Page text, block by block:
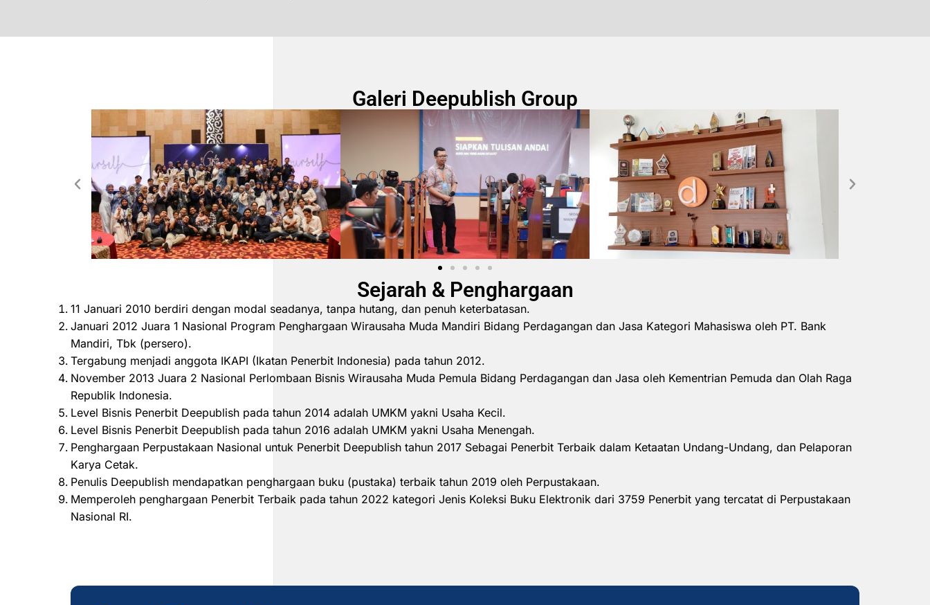
Galeri Deepublish Group
Sejarah & Penghargaan
11 Januari 2010 berdiri dengan modal seadanya, tanpa hutang, dan penuh keterbatasan.
Januari 2012 Juara 1 Nasional Program Penghargaan Wirausaha Muda Mandiri Bidang Perdagangan dan Jasa Kategori Mahasiswa oleh PT. Bank
Mandiri, Tbk (persero).
Tergabung menjadi anggota IKAPI (Ikatan Penerbit Indonesia) pada tahun 2012.
November 2013 Juara 2 Nasional Perlombaan Bisnis Wirausaha Muda Pemula Bidang Perdagangan dan Jasa oleh Kementrian Pemuda dan Olah Raga
Republik Indonesia.
Level Bisnis Penerbit Deepublish pada tahun 2014 adalah UMKM yakni Usaha Kecil.
Level Bisnis Penerbit Deepublish pada tahun 2016 adalah UMKM yakni Usaha Menengah.
Penghargaan Perpustakaan Nasional untuk Penerbit Deepublish tahun 2017 Sebagai Penerbit Terbaik dalam Ketaatan Undang-Undang, dan Pelaporan
Karya Cetak.
Penulis Deepublish mendapatkan penghargaan buku (pustaka) terbaik tahun 2019 oleh Perpustakaan.
Memperoleh penghargaan Penerbit Terbaik pada tahun 2022 kategori Jenis Koleksi Buku Elektronik dari 3759 Penerbit yang tercatat di Perpustakaan
Nasional RI.